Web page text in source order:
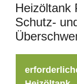
Heizöltank
Schutz-